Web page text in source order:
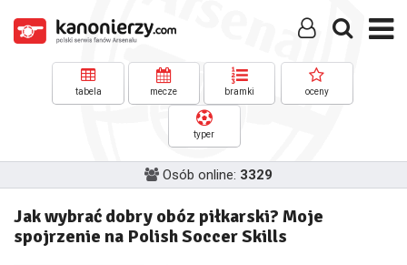
tabela mecze bramki oceny
typer
Osób online: 3329
Jak wybrać dobry obóz piłkarski? Moje
spojrzenie na Polish Soccer Skills